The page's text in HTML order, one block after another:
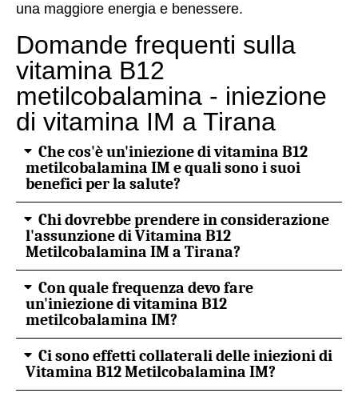
una maggiore energia e benessere.
Domande frequenti sulla
vitamina B12
metilcobalamina - iniezione
di vitamina IM a Tirana
Che cos'è un'iniezione di vitamina B12
metilcobalamina IM e quali sono i suoi
benefici per la salute?
Chi dovrebbe prendere in considerazione
l'assunzione di Vitamina B12
Metilcobalamina IM a Tirana?
Con quale frequenza devo fare
un'iniezione di vitamina B12
metilcobalamina IM?
Ci sono effetti collaterali delle iniezioni di
Vitamina B12 Metilcobalamina IM?